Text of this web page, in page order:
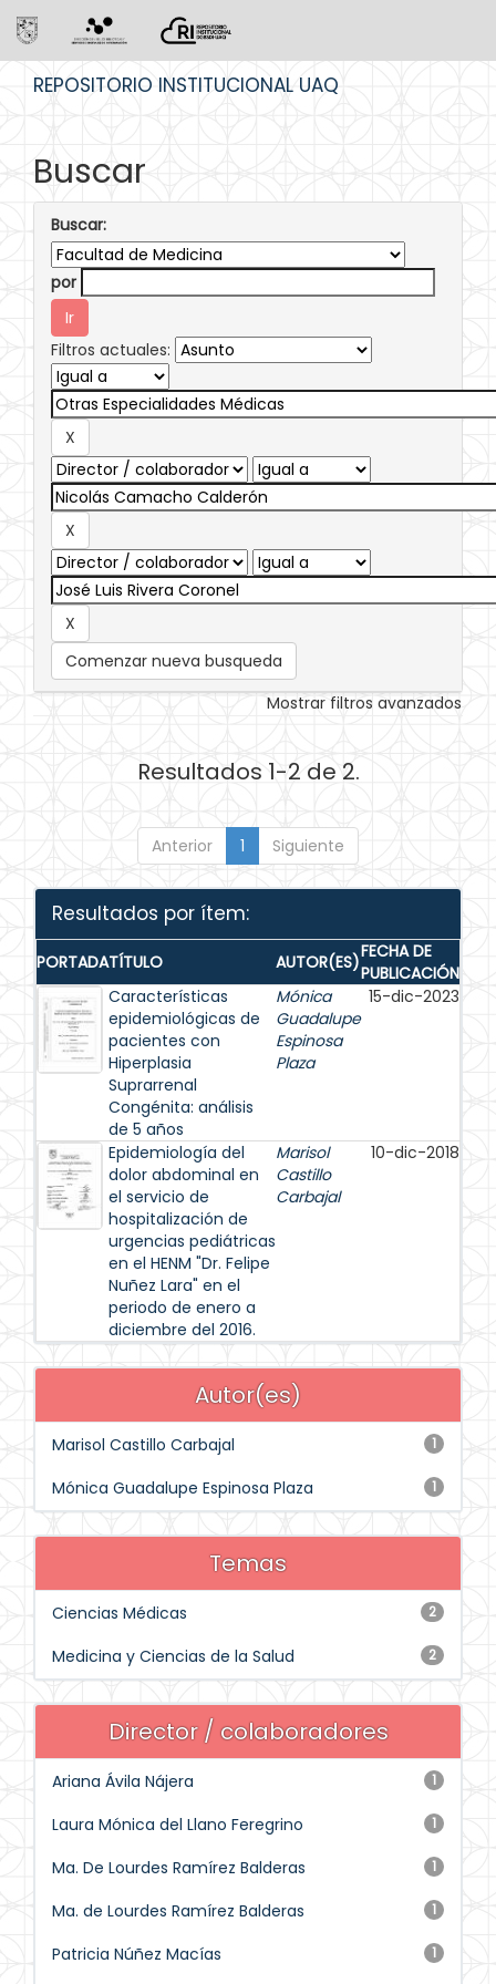
REPOSITORIO INSTITUCIONAL UAQ
Buscar
Buscar:
por
Filtros actuales:
Comenzar nueva busqueda
Mostrar filtros avanzados
Resultados 1-2 de 2.
Anterior 1 Siguiente
Resultados por ítem:
PORTADATÍTULO AUTOR(ES)FECHA DE
PUBLICACIÓN
Características
epidemiológicas de
pacientes con
Hiperplasia
Suprarrenal
Congénita: análisis
de 5 años
Mónica
Guadalupe
Espinosa
Plaza
15-dic-2023
Epidemiología del
dolor abdominal en
el servicio de
hospitalización de
urgencias pediátricas
en el HENM "Dr. Felipe
Nuñez Lara" en el
periodo de enero a
diciembre del 2016.
Marisol
Castillo
Carbajal
10-dic-2018
Autor(es)
1
Marisol Castillo Carbajal
1
Mónica Guadalupe Espinosa Plaza
Temas
2
Ciencias Médicas
2
Medicina y Ciencias de la Salud
Director / colaboradores
1
Ariana Ávila Nájera
1
Laura Mónica del Llano Feregrino
1
Ma. De Lourdes Ramírez Balderas
1
Ma. de Lourdes Ramírez Balderas
1
Patricia Núñez Macías